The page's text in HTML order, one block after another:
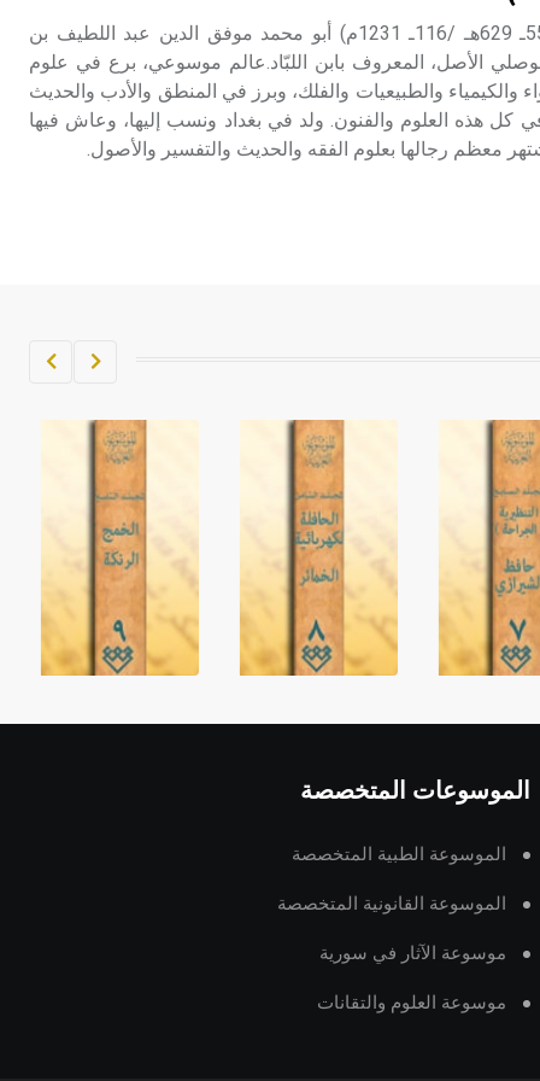
البغدادي (عبد اللطيف ـ) (557ـ 629هـ /116ـ 1231م) أبو محمد موفق الدين عبد اللطيف بن
الأصل، المعروف بابن اللبّاد.عالم موسوعي، برع في علوم
والكيمياء والطبيعيات والفلك، وبرز في المنطق والأدب والحديث
كل هذه العلوم والفنون. ولد في بغداد ونسب إليها، وعاش فيها
معظم رجالها بعلوم الفقه والحديث والتفسير والأصول.
الموسوعات المتخصصة
الموسوعة الطبية المتخصصة
الموسوعة القانونية المتخصصة
موسوعة الآثار في سورية
موسوعة العلوم والتقانات